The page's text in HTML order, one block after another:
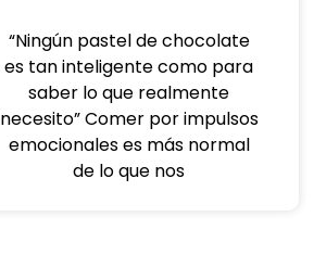
“Ningún pastel de chocolate
es tan inteligente como para
saber lo que realmente
necesito” Comer por impulsos
emocionales es más normal
de lo que nos